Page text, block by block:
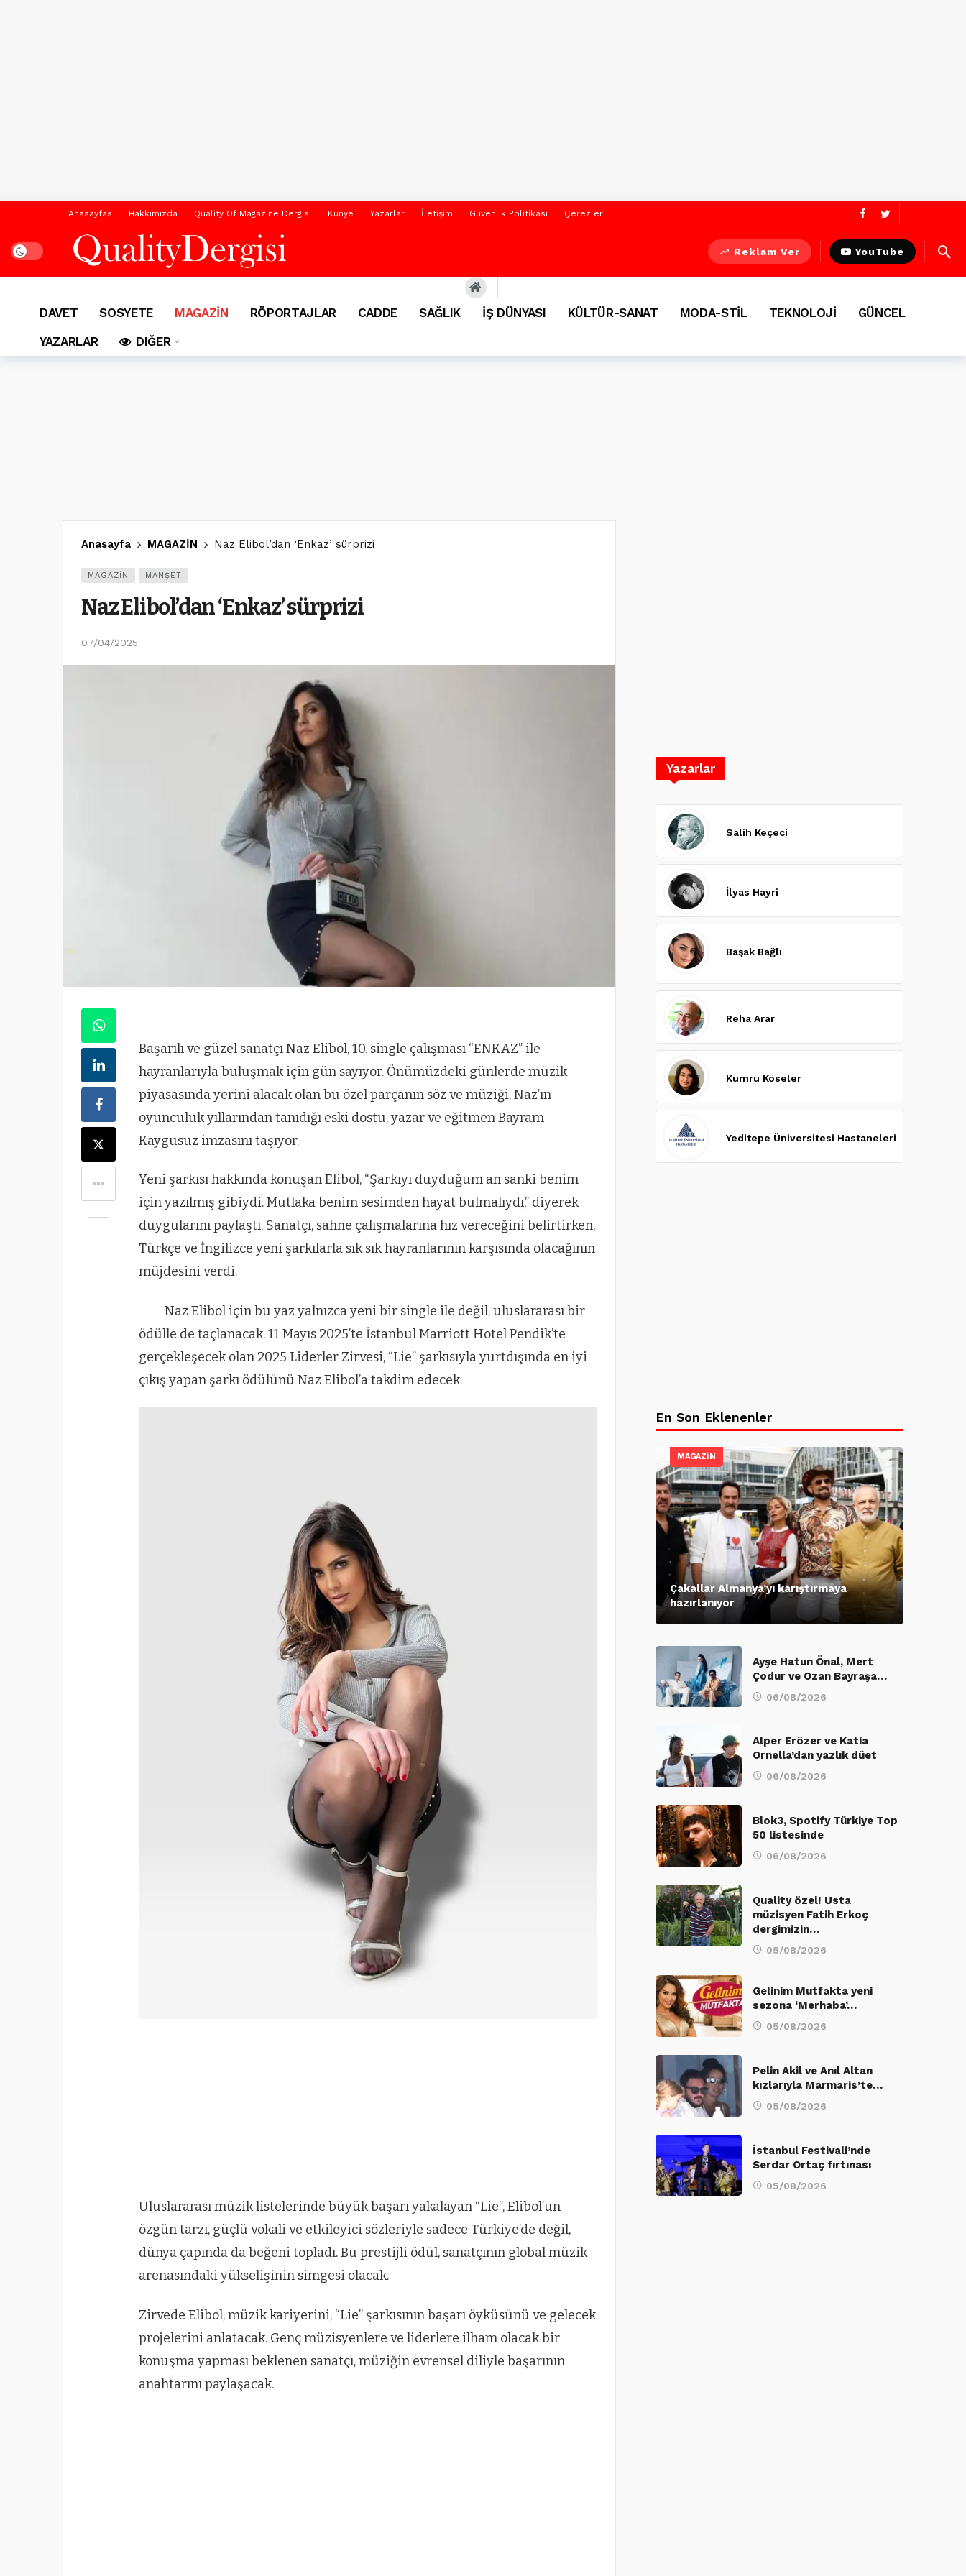
Anasayfas Hakkımızda Quality Of Magazine Dergisi Künye Yazarlar İletişim Güvenlik Politikası Çerezler
Dark mode Reklam Ver YouTube
DAVET SOSYETE MAGAZİN RÖPORTAJLAR CADDE SAĞLIK İŞ DÜNYASI KÜLTÜR-SANAT MODA-STİL TEKNOLOJİ
GÜNCEL
YAZARLAR
DIĞER
Anasayfa MAGAZİN Naz Elibol’dan ‘Enkaz’ sürprizi
MAGAZİN MANŞET
Naz Elibol’dan ‘Enkaz’ sürprizi
07/04/2025
Başarılı ve güzel sanatçı Naz Elibol, 10. single çalışması “ENKAZ” ile
hayranlarıyla buluşmak için gün sayıyor. Önümüzdeki günlerde müzik
piyasasında yerini alacak olan bu özel parçanın söz ve müziği, Naz’ın
oyunculuk yıllarından tanıdığı eski dostu, yazar ve eğitmen Bayram
Kaygusuz imzasını taşıyor.
Yeni şarkısı hakkında konuşan Elibol, “Şarkıyı duyduğum an sanki benim
için yazılmış gibiydi. Mutlaka benim sesimden hayat bulmalıydı,” diyerek
duygularını paylaştı. Sanatçı, sahne çalışmalarına hız vereceğini belirtirken,
Türkçe ve İngilizce yeni şarkılarla sık sık hayranlarının karşısında olacağının
müjdesini verdi.
Naz Elibol için bu yaz yalnızca yeni bir single ile değil, uluslararası bir
ödülle de taçlanacak. 11 Mayıs 2025’te İstanbul Marriott Hotel Pendik’te
gerçekleşecek olan 2025 Liderler Zirvesi, “Lie” şarkısıyla yurtdışında en iyi
çıkış yapan şarkı ödülünü Naz Elibol’a takdim edecek.
Uluslararası müzik listelerinde büyük başarı yakalayan “Lie”, Elibol’un
özgün tarzı, güçlü vokali ve etkileyici sözleriyle sadece Türkiye’de değil,
dünya çapında da beğeni topladı. Bu prestijli ödül, sanatçının global müzik
arenasındaki yükselişinin simgesi olacak.
Zirvede Elibol, müzik kariyerini, “Lie” şarkısının başarı öyküsünü ve gelecek
projelerini anlatacak. Genç müzisyenlere ve liderlere ilham olacak bir
konuşma yapması beklenen sanatçı, müziğin evrensel diliyle başarının
anahtarını paylaşacak.
Yazarlar
Salih Keçeci
İlyas Hayri
Başak Bağlı
Reha Arar
Kumru Köseler
Yeditepe Üniversitesi Hastaneleri
En Son Eklenenler
MAGAZİN
Çakallar Almanya’yı karıştırmaya
hazırlanıyor
Ayşe Hatun Önal, Mert
Çodur ve Ozan Bayraşa…
06/08/2026
Alper Erözer ve Katia
Ornella’dan yazlık düet
06/08/2026
Blok3, Spotify Türkiye Top
50 listesinde
06/08/2026
Quality özel! Usta
müzisyen Fatih Erkoç
dergimizin…
05/08/2026
Gelinim Mutfakta yeni
sezona ‘Merhaba’…
05/08/2026
Pelin Akil ve Anıl Altan
kızlarıyla Marmaris’te…
05/08/2026
İstanbul Festivali’nde
Serdar Ortaç fırtınası
05/08/2026